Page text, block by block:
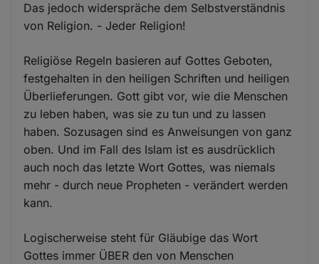
Das jedoch widerspräche dem Selbstverständnis
von Religion. - Jeder Religion!
Religiöse Regeln basieren auf Gottes Geboten,
festgehalten in den heiligen Schriften und heiligen
Überlieferungen. Gott gibt vor, wie die Menschen
zu leben haben, was sie zu tun und zu lassen
haben. Sozusagen sind es Anweisungen von ganz
oben. Und im Fall des Islam ist es ausdrücklich
auch noch das letzte Wort Gottes, was niemals
mehr - durch neue Propheten - verändert werden
kann.
Logischerweise steht für Gläubige das Wort
Gottes immer ÜBER den von Menschen